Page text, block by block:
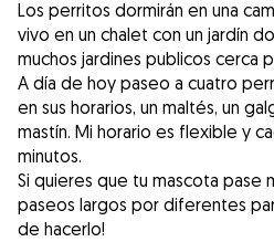
Los perritos dormirán en una
vivo en un chalet con un jardín
muchos jardines publicos cerca
A día de hoy paseo a cuatro
en sus horarios, un maltés, un
mastín. Mi horario es flexible y
minutos.
Si quieres que tu mascota pase
paseos largos por diferentes
de hacerlo!